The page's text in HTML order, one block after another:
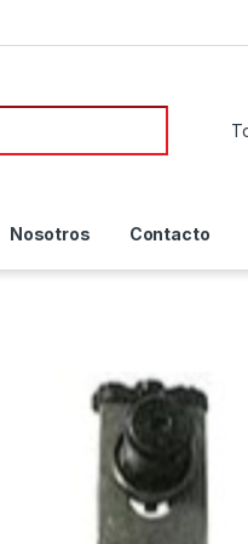
Nosotros Contacto